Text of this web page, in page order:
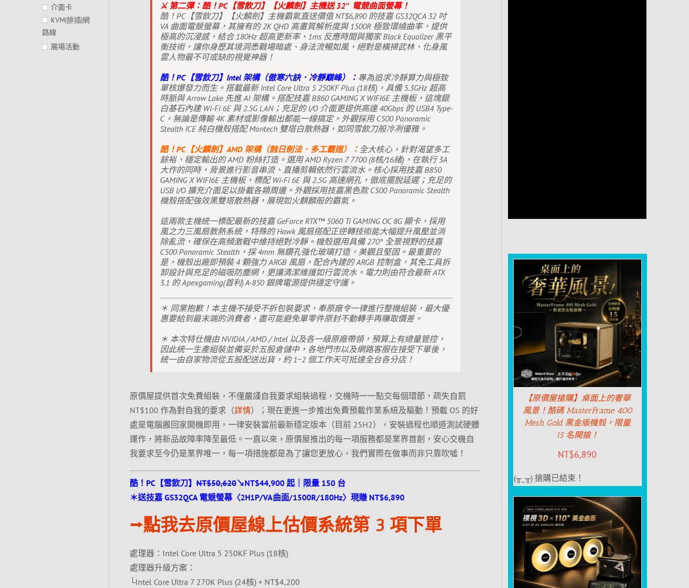
⚔️ 第二彈：酷！PC【雪飲刀】【火麟劍】主機送 32″ 電競曲面螢幕！
酷！PC【雪飲刀】【火麟劍】主機霸氣直送價值 NT$6,890 的技嘉 GS32QCA 32 吋
VA 曲面電競螢幕，其擁有的 2K QHD 高畫質解析度與 1500R 極致環繞曲率，提供
極高的沉浸感，結合 180Hz 超高更新率、1ms 反應時間與獨家 Black Equalizer 黑平
衡技術，讓你身歷其境洞悉戰場暗處、身法流暢如風，絕對是橫掃武林、化身風
雲人物最不可或缺的視覺神器！
酷！PC【雪飲刀】Intel 架構（傲寒六訣．冷靜巔峰）： 專為追求冷靜算力與極致
單核爆發力而生。搭載最新 Intel Core Ultra 5 250KF Plus (18核)，具備 5.3GHz 超高
時脈與 Arrow Lake 先進 AI 架構。搭配技嘉 B860 GAMING X WIFI6E 主機板，這塊銀
白基石內建 Wi-Fi 6E 與 2.5G LAN；充足的 I/O 介面更提供高達 40Gbps 的 USB4 Type-
C，無論是傳輸 4K 素材或影像輸出都能一線搞定。外觀採用 C500 Panoramic
Stealth ICE 純白機殼搭配 Montech 雙塔白散熱器，如同雪飲刀般冷冽優雅。
酷！PC【火麟劍】AMD 架構（蝕日劍法．多工霸道）： 全大核心，針對渴望多工
餘裕、穩定輸出的 AMD 粉絲打造。選用 AMD Ryzen 7 7700 (8核/16緒)，在執行 3A
大作的同時，背景進行影音串流、直播剪輯依然行雲流水。核心採用技嘉 B850
GAMING X WIFI6E 主機板，標配 Wi-Fi 6E 與 2.5G 高速網孔，徹底擺脫延遲；充足的
USB I/O 擴充介面足以掛載各類周邊。外觀採用技嘉黑色款 C500 Panoramic Stealth
機殼搭配強效黑雙塔散熱器，展現如火麒麟般的霸氣。
這兩款主機統一標配最新的技嘉 GeForce RTX™ 5060 Ti GAMING OC 8G 顯卡，採用
風之力三風扇散熱系統，特殊的 Hawk 風扇搭配正逆轉技術能大幅提升風壓並消
除亂流，確保在高頻激戰中維持絕對冷靜。機殼選用具備 270° 全景視野的技嘉
C500 Panoramic Stealth，採 4mm 無鑽孔強化玻璃打造，美觀且堅固。最重要的
是，機殼出廠即預裝 4 顆強力 ARGB 風扇，配合內建的 ARGB 控制盒，其免工具拆
卸設計與充足的磁吸防塵網，更讓清潔維護如行雲流水。電力則由符合最新 ATX
3.1 的 Apexgaming(首利) A-850 銀牌電源提供穩定守護。
＊ 同業抱歉！本主機不接受不拆包裝要求，奉原廠令一律進行整機組裝，最大優
惠要給到最末端的消費者，盡可能避免單零件原封不動轉手再賺取價差。
＊ 本次特仕機由 NVIDIA / AMD / Intel 以及各一級原廠帶領，預算上有總量管控，
因此統一生產組裝並備妥於五股倉儲中，各地門市以及網路客服在接受下單後，
統一由自家物流從五股配送出貨，約 1~2 個工作天可抵達全台各分店！
原價屋提供首次免費組裝，不僅嚴謹自我要求組裝過程，交機時一一點交每個環節，疏失自罰
NT$100 作為對自我的要求（詳情）；現在更進一步推出免費預載作業系統及驅動！預載 OS 的好
處是電腦搬回家開機即用，一律安裝當前最新穩定版本（目前 25H2），安裝過程也順道測試硬體
運作，將新品故障率降至最低。一直以來，原價屋推出的每一項服務都是業界首創，安心交機自
我要求至今仍是業界唯一，每一項措施都是為了讓您更放心，我們實際在做事而非只靠吹噓！
酷！PC【雪飲刀】NT$50,620↘NT$44,900 起｜限量 150 台
＊送技嘉 GS32QCA 電競螢幕〈2H1P/VA曲面/1500R/180Hz〉現賺 NT$6,890
⭢點我去原價屋線上估價系統第 3 項下單
處理器：Intel Core Ultra 5 250KF Plus (18核)
處理器升級方案：
└Intel Core Ultra 7 270K Plus (24核) + NT$4,200
介面卡
KVM|排插|網
路線
展場活動
【原價屋搶購】桌面上的奢華
風景！酷碼 MasterFrame 400
Mesh Gold 黑金版機殼，限量
15 名開搶！
NT$6,890
(╥_╥) 搶購已結束！